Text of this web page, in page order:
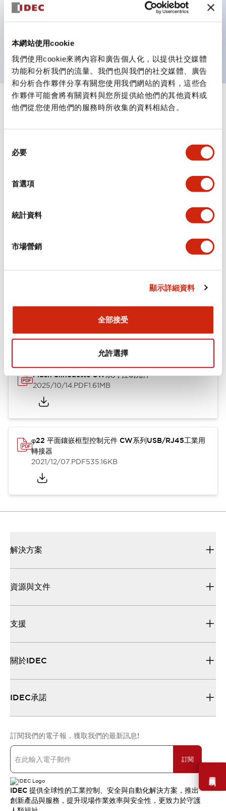
本網站使用cookie
我們使用cookie來將內容和廣告個人化，以提供社交媒體
功能和分析我們的流量。我們也與我們的社交媒體、廣告
和分析合作夥伴分享有關您使用我們網站的資料，這些合
作夥伴可能會將有關資料與您所提供給他們的其他資料或
他們從您使用他們的服務時所收集的資料相結合。
必要
首選項
統計資料
市場營銷
顯示詳細資料
全部接受
允許選擇
需要幫助嗎？
接點塊）。可實現省空間設計。
防護結構
規格
審美規範
電氣規範（額定照明部分）
環境規範
機械規格
型錄和宣傳手冊 認證與標準
Flush Silhouette CW系列 控制元件
2025/10/14.PDF1.61MB
φ22 平面鑲嵌框型控制元件 CW系列USB/RJ45工業用
轉接器
2021/12/07.PDF535.16KB
解決方案
資源與文件
支援
關於IDEC
IDEC承諾
訂閱我們的電子報，獲取我們的最新訊息!
訂閱
IDEC 提供全球性的工業控制、安全與自動化解決方案，推出
創新產品與服務，提升現場作業效率與安全性，更致力於守護